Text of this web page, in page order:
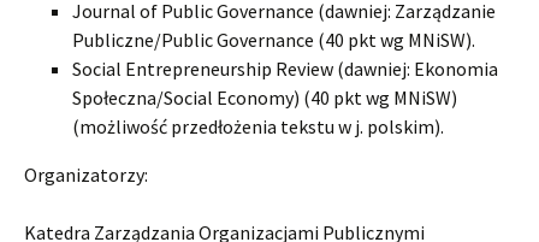
Journal of Public Governance (dawniej: Zarządzanie
Publiczne/Public Governance (40 pkt wg MNiSW).
Social Entrepreneurship Review (dawniej: Ekonomia
Społeczna/Social Economy) (40 pkt wg MNiSW)
(możliwość przedłożenia tekstu w j. polskim).
Organizatorzy:
Katedra Zarządzania Organizacjami Publicznymi